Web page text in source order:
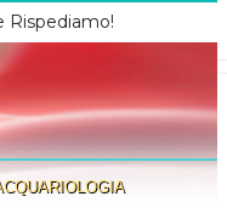
Rispediamo!